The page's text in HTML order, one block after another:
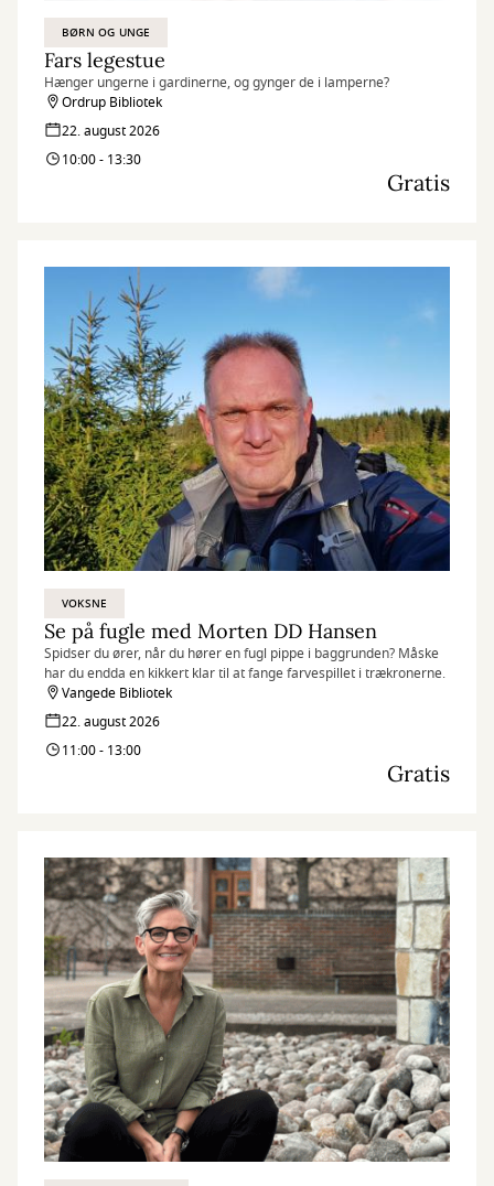
BØRN OG UNGE
Fars legestue
Hænger ungerne i gardinerne, og gynger de i lamperne?
Ordrup Bibliotek
22. august 2026
10:00 - 13:30
Gratis
VOKSNE
Se på fugle med Morten DD Hansen
Spidser du ører, når du hører en fugl pippe i baggrunden? Måske
har du endda en kikkert klar til at fange farvespillet i trækronerne.
Vangede Bibliotek
22. august 2026
11:00 - 13:00
Gratis